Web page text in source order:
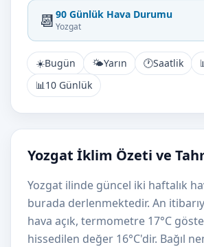
📆 90 Günlük Hava Durumu
Yozgat
☀️Bugün 🌤️Yarın 🕐Saatlik
📊10 Günlük
Yozgat İklim Özeti ve
Yozgat ilinde güncel iki haftalık
burada derlenmektedir. An
hava açık, termometre 17°C
hissedilen değer 16°C'dir. Bağıl